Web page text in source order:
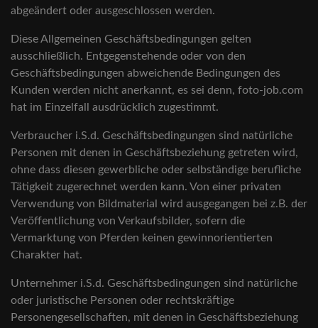
abgeändert oder ausgeschlossen werden.
Diese Allgemeinen Geschäftsbedingungen gelten
ausschließlich. Entgegenstehende oder von den
Geschäftsbedingungen abweichende Bedingungen des
Kunden werden nicht anerkannt, es sei denn, foto-job.com
hat im Einzelfall ausdrücklich zugestimmt.
Verbraucher i.S.d. Geschäftsbedingungen sind natürliche
Personen mit denen in Geschäftsbeziehung getreten wird,
ohne dass diesen gewerbliche oder selbständige berufliche
Tätigkeit zugerechnet werden kann. Von einer privaten
Verwendung von Bildmaterial wird ausgegangen bei z.B. der
Veröffentlichung von Verkaufsbilder, sofern die
Vermarktung von Pferden keinen gewinnorientierten
Charakter hat.
Unternehmer i.S.d. Geschäftsbedingungen sind natürliche
oder juristische Personen oder rechtskräftige
Personengesellschaften, mit denen in Geschäftsbeziehung